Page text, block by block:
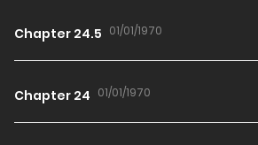
Chapter 24.5 01/01/1970
Chapter 24 01/01/1970